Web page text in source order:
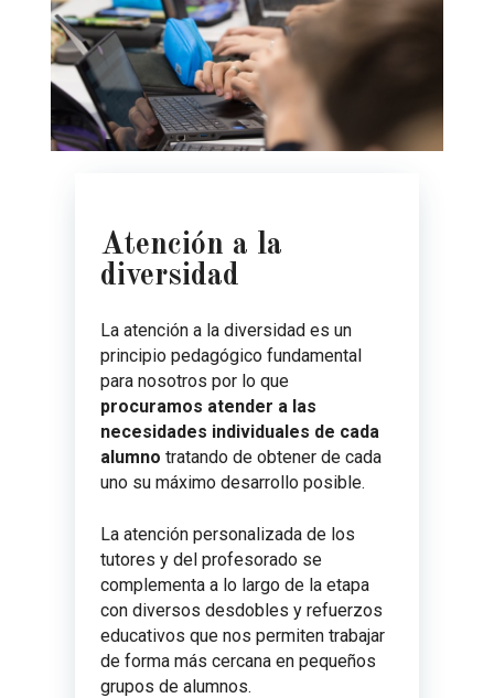
Atención a la
diversidad
La atención a la diversidad es un
principio pedagógico fundamental
para nosotros por lo que
procuramos atender a las
necesidades individuales de cada
alumno tratando de obtener de cada
uno su máximo desarrollo posible.
La atención personalizada de los
tutores y del profesorado se
complementa a lo largo de la etapa
con diversos desdobles y refuerzos
educativos que nos permiten trabajar
de forma más cercana en pequeños
grupos de alumnos.